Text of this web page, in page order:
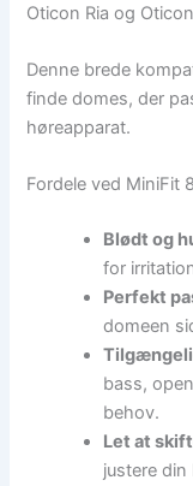
Oticon Ria og
Denne brede
finde domes, der
høreapparat.
Fordele ved MiniFit
Blødt og
for
Perfekt
domeen
bass,
behov.
Let at
justere din